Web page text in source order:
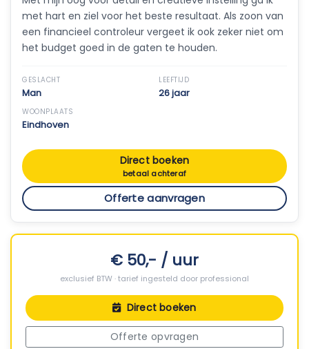
met hart en ziel voor het beste resultaat. Als zoon van
een financieel controleur vergeet ik ook zeker niet om
het budget goed in de gaten te houden.
GESLACHT
Man
LEEFTIJD
26 jaar
WOONPLAATS
Eindhoven
Direct boeken
betaal achteraf
Offerte aanvragen
€ 50,- / uur
exclusief BTW · tarief ingesteld door professional
Direct boeken
Offerte opvragen